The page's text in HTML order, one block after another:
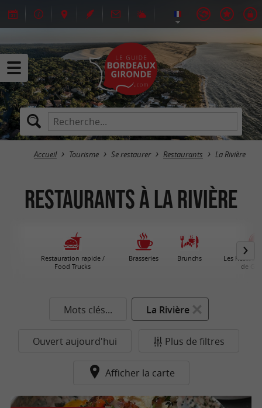
Accueil Tourisme Se restaurer Restaurants La Rivière
Restaurants à La Rivière
Restauration rapide /
Food Trucks
Brasseries Brunchs
Les
de
Mots clés... La Rivière
Ouvert aujourd'hui Plus de filtres
Afficher la carte